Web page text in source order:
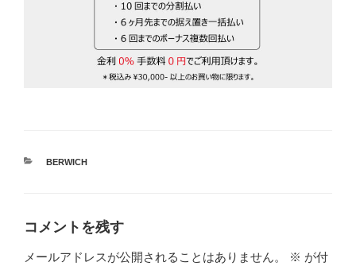
カ
BERWICH
コメントを残す
メールアドレスが公開されることはありません。 ※ が付